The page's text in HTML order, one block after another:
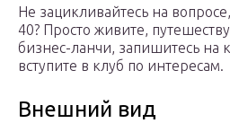
Не зацикливайтесь на
40? Просто живите,
бизнес-ланчи, запишитесь на
вступите в клуб по интересам.
Внешний вид